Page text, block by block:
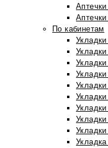
По кабинетам